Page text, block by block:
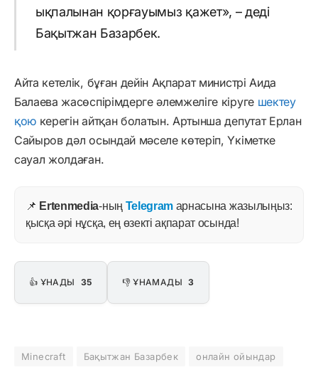
ықпалынан қорғауымыз қажет», – деді
Бақытжан Базарбек.
Айта кетелік, бұған дейін Ақпарат министрі Аида
Балаева жасөспірімдерге әлемжеліге кіруге шектеу
қою керегін айтқан болатын. Артынша депутат Ерлан
Сайыров дәл осындай мәселе көтеріп, Үкіметке
сауал жолдаған.
📌 Ertenmedia-ның Telegram арнасына жазылыңыз:
қысқа әрі нұсқа, ең өзекті ақпарат осында!
👍 ҰНАДЫ 35 👎 ҰНАМАДЫ 3
Minecraft Бақытжан Базарбек онлайн ойындар